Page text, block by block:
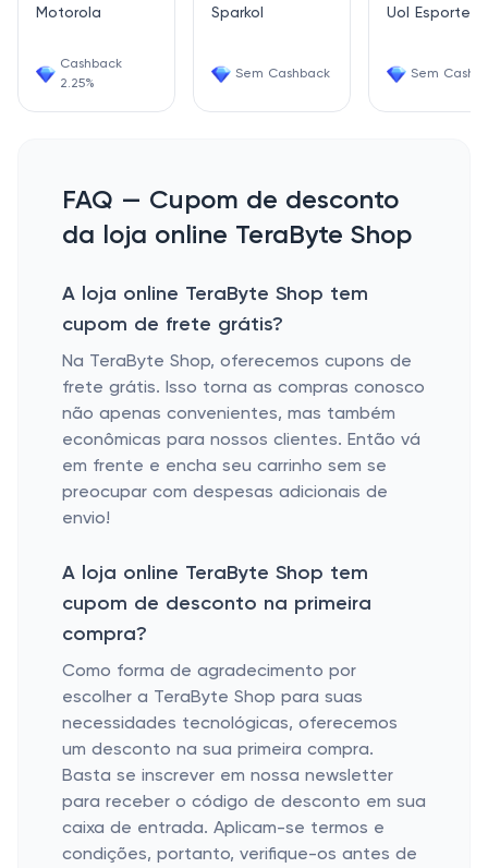
Motorola
Cashback
2.25%
Sparkol
Sem Cashback
Uol Esporte
Sem
FAQ — Cupom de desconto
da loja online TeraByte Shop
A loja online TeraByte Shop tem
cupom de frete grátis?
Na TeraByte Shop, oferecemos cupons de
frete grátis. Isso torna as compras conosco
não apenas convenientes, mas também
econômicas para nossos clientes. Então vá
em frente e encha seu carrinho sem se
preocupar com despesas adicionais de
envio!
A loja online TeraByte Shop tem
cupom de desconto na primeira
compra?
Como forma de agradecimento por
escolher a TeraByte Shop para suas
necessidades tecnológicas, oferecemos
um desconto na sua primeira compra.
Basta se inscrever em nossa newsletter
para receber o código de desconto em sua
caixa de entrada. Aplicam-se termos e
condições, portanto, verifique-os antes de